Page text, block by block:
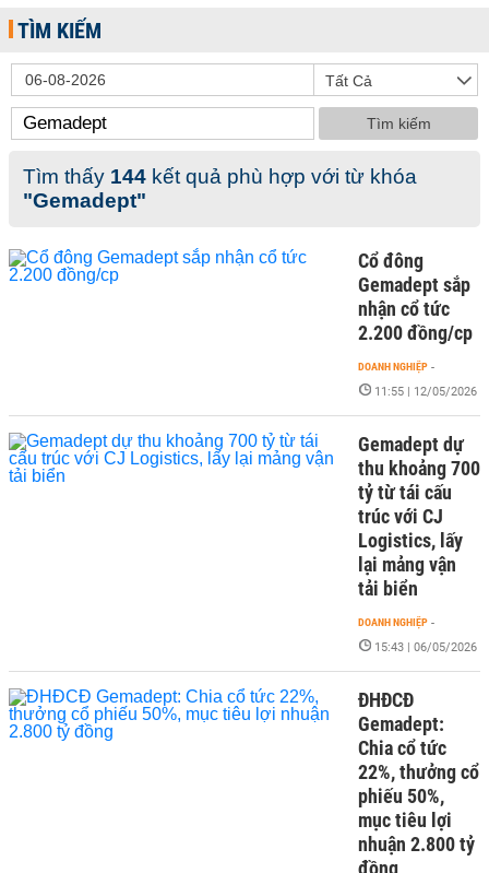
TÌM KIẾM
Tất Cả
Tìm kiếm
Tìm thấy 144 kết quả phù hợp với từ khóa
"Gemadept"
Cổ đông
Gemadept sắp
nhận cổ tức
2.200 đồng/cp
DOANH NGHIỆP -
11:55 | 12/05/2026
Gemadept dự
thu khoảng 700
tỷ từ tái cấu
trúc với CJ
Logistics, lấy
lại mảng vận
tải biển
DOANH NGHIỆP -
15:43 | 06/05/2026
ĐHĐCĐ
Gemadept:
Chia cổ tức
22%, thưởng cổ
phiếu 50%,
mục tiêu lợi
nhuận 2.800 tỷ
đồng